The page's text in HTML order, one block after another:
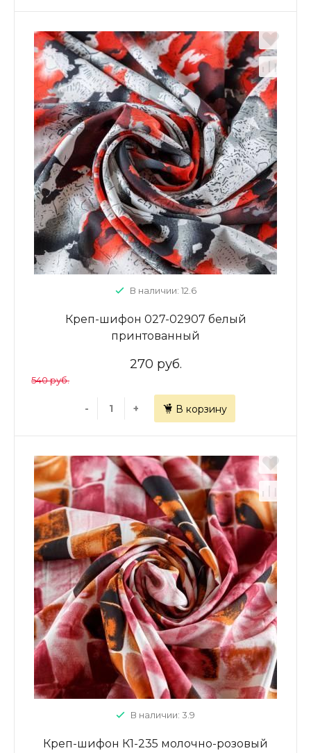
В наличии: 12.6
Креп-шифон 027-02907 белый
принтованный
270 руб.
540 руб.
- + В корзину
В наличии: 3.9
Креп-шифон К1-235 молочно-розовый